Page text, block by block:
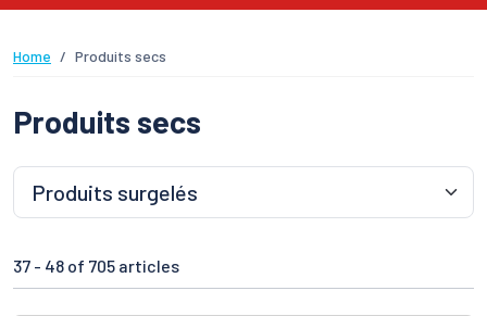
Home Produits secs
Produits secs
37 - 48 of 705 articles